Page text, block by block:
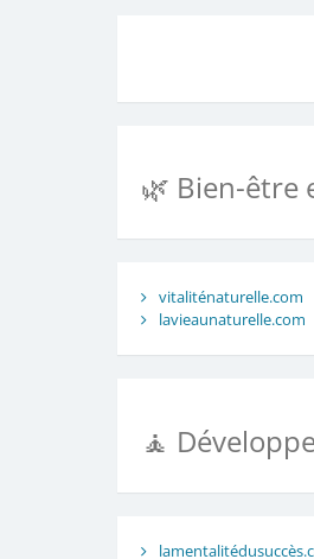
🌿 Bien-être
vitaliténaturelle.com
lavieaunaturelle.com
🧘